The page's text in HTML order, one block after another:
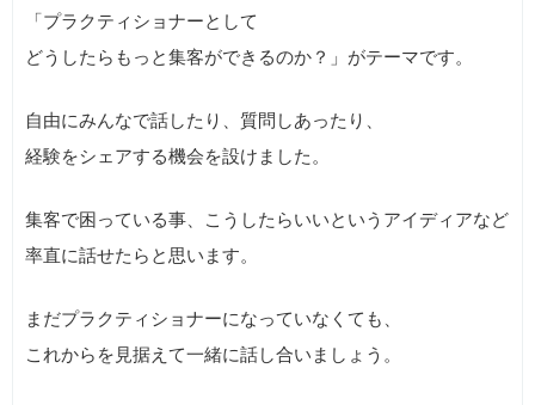
「プラクティショナーとして
どうしたらもっと集客ができるのか？」がテーマです。
自由にみんなで話したり、質問しあったり、
経験をシェアする機会を設けました。
集客で困っている事、こうしたらいいというアイディアなど
率直に話せたらと思います。
まだプラクティショナーになっていなくても、
これからを見据えて一緒に話し合いましょう。